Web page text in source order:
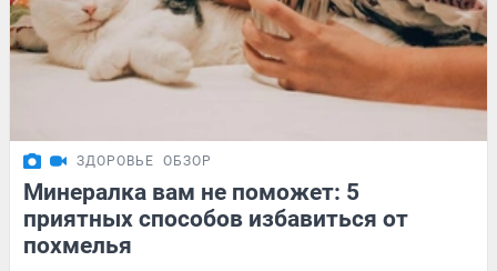
ЗДОРОВЬЕ ОБЗОР
Минералка вам не поможет: 5
приятных способов избавиться от
похмелья